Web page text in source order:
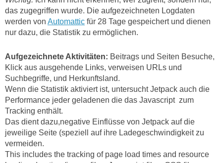
das zugegriffen wurde. Die aufgezeichneten Logdaten
werden von Automattic für 28 Tage gespeichert und dienen
nur dazu, die Statistik zu ermöglichen.
Aufgezeichnete Aktivitäten: Beitrags und Seiten Besuche,
Klick aus ausgehende Links, verweisen URLs und
Suchbegriffe, und Herkunftsland.
Wenn die Statistik aktiviert ist, untersucht Jetpack auch die
Performance jeder geladenen die das Javascript zum
Tracking enthält.
Das dient dazu,negative Einflüsse von Jetpack auf die
jeweilige Seite (speziell auf ihre Ladegeschwindigkeit zu
vermeiden.
This includes the tracking of page load times and resource